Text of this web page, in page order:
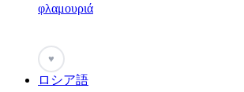
φλαμουριά
♥
ロシア語